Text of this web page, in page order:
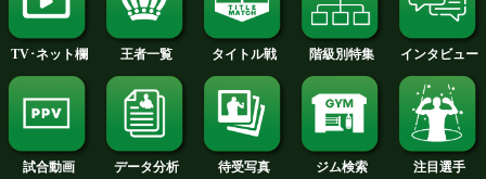
2014年
2013年